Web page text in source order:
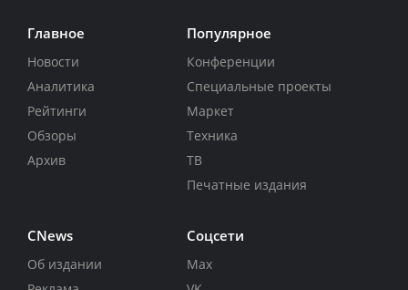
Главное
Новости
Аналитика
Рейтинги
Обзоры
Архив
Популярное
Конференции
Специальные проекты
Маркет
Техника
ТВ
Печатные издания
CNews
Об издании
Соцсети
Max